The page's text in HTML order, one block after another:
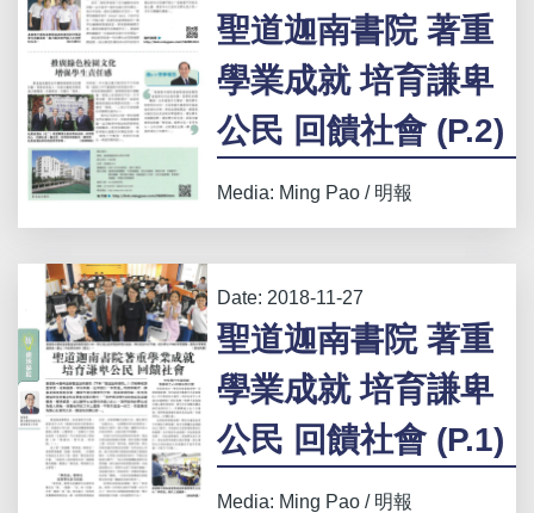
聖道迦南書院 著重
學業成就 培育謙卑
公民 回饋社會 (P.2)
Media: Ming Pao / 明報
Date: 2018-11-27
聖道迦南書院 著重
學業成就 培育謙卑
公民 回饋社會 (P.1)
Media: Ming Pao / 明報